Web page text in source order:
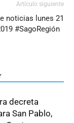
Artículo siguiente
noticias lunes 21
#SagoRegión
decreta
San Pablo,